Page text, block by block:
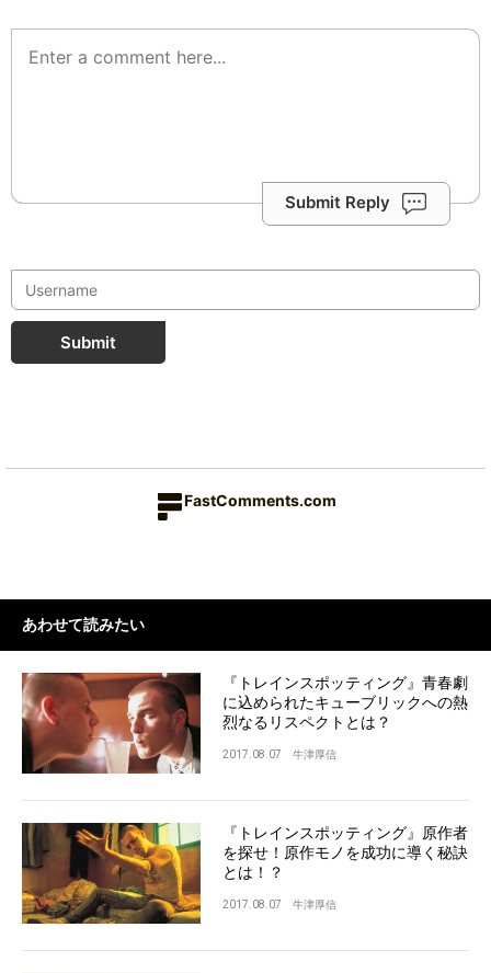
Submit Reply
Submit
FastComments.com
あわせて読みたい
『トレインスポッティング』青春劇
に込められたキューブリックへの熱
烈なるリスペクトとは？
2017.08.07 牛津厚信
『トレインスポッティング』原作者
を探せ！原作モノを成功に導く秘訣
とは！？
2017.08.07 牛津厚信